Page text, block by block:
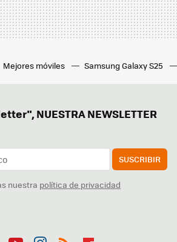
Mejores móviles Samsung Galaxy S25
NUESTRA NEWSLETTER
SUSCRIBIR
nuestra política de privacidad